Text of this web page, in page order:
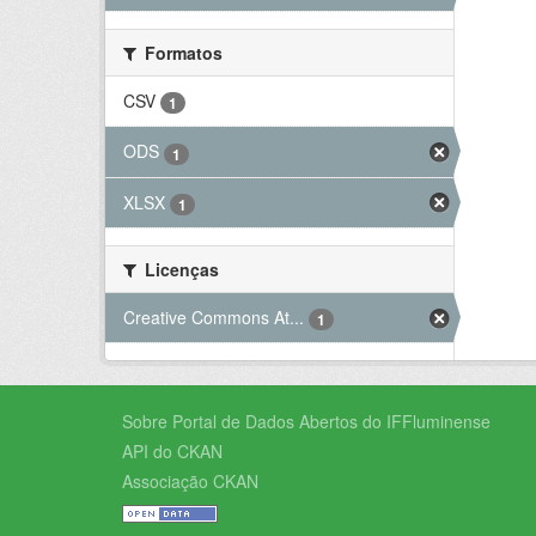
Formatos
CSV
1
ODS 1
XLSX 1
Licenças
Creative Commons At...
1
Sobre Portal de Dados Abertos do IFFluminense
API do CKAN
Associação CKAN